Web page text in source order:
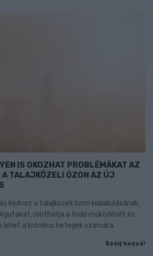
IS OKOZHAT PROBLÉMÁKAT AZ
A TALAJKÖZELI ÓZON AZ ÚJ
kedvez a talajközeli ózon kialakulásának,
ronthatja a tüdő működését és
lehet a krónikus betegek számára.
Szólj hozzá!